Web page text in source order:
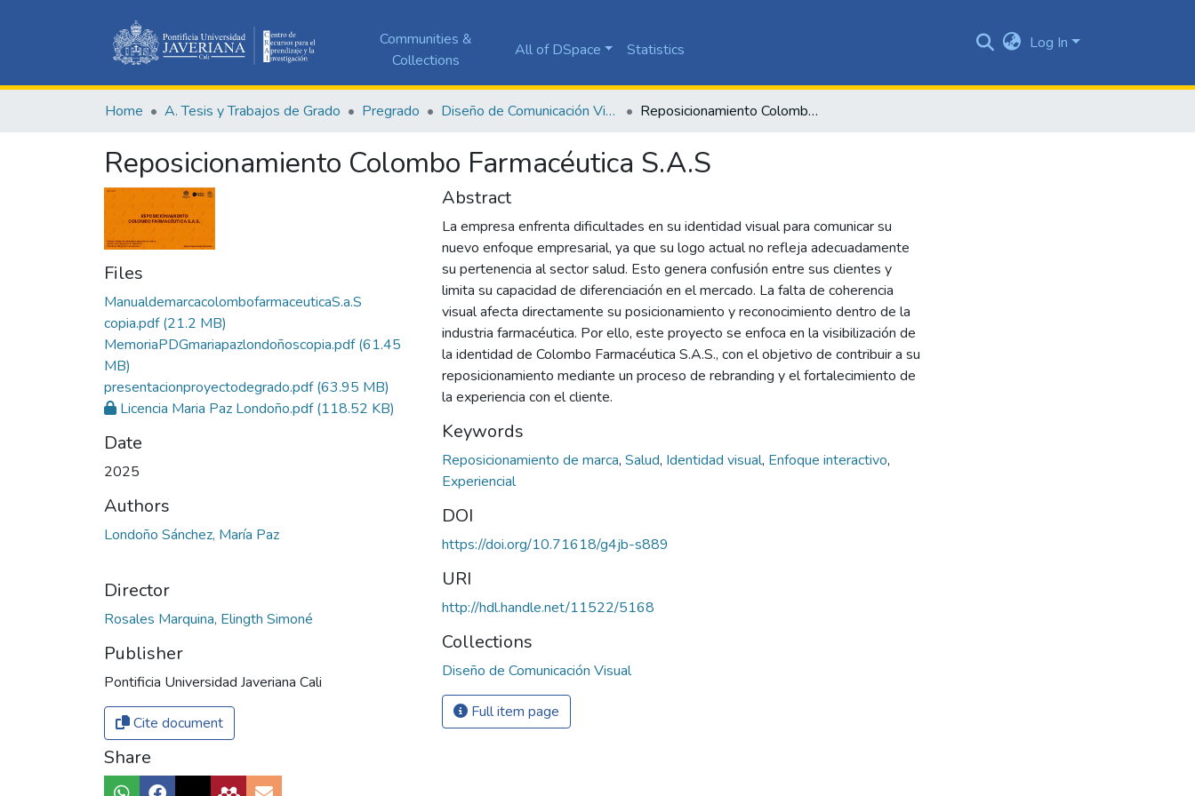
Communities &
Collections
All of DSpace Statistics Log In
Home A. Tesis y Trabajos de Grado Pregrado Diseño de Comunicación Visual Reposicionamiento Colombo Farmacéutica S.A.S
Reposicionamiento Colombo Farmacéutica S.A.S
Files
ManualdemarcacolombofarmaceuticaS.a.S
copia.pdf(21.2 MB)
MemoriaPDGmariapazlondoñoscopia.pdf(61.45
MB)
presentacionproyectodegrado.pdf(63.95 MB)
Licencia Maria Paz Londoño.pdf(118.52 KB)
Date
2025
Authors
Londoño Sánchez, María Paz
Director
Rosales Marquina, Elingth Simoné
Publisher
Pontificia Universidad Javeriana Cali
Cite document
Share
Abstract
La empresa enfrenta dificultades en su identidad visual para comunicar su
nuevo enfoque empresarial, ya que su logo actual no refleja adecuadamente
su pertenencia al sector salud. Esto genera confusión entre sus clientes y
limita su capacidad de diferenciación en el mercado. La falta de coherencia
visual afecta directamente su posicionamiento y reconocimiento dentro de la
industria farmacéutica. Por ello, este proyecto se enfoca en la visibilización de
la identidad de Colombo Farmacéutica S.A.S., con el objetivo de contribuir a su
reposicionamiento mediante un proceso de rebranding y el fortalecimiento de
la experiencia con el cliente.
Keywords
Reposicionamiento de marca, Salud, Identidad visual, Enfoque interactivo,
Experiencial
DOI
https://doi.org/10.71618/g4jb-s889
URI
http://hdl.handle.net/11522/5168
Collections
Diseño de Comunicación Visual
Full item page